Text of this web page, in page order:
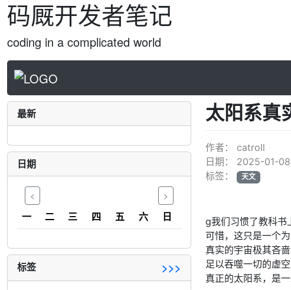
码厩开发者笔记
coding in a complicated world
最新
日期
< >
一 二 三 四 五 六 日
标签 >>>
太阳系真
作者： catroll
日期： 2025-01-08
标签：
天文
g我们习惯了教科书
可惜，这只是一个为
真实的宇宙极其吝
足以吞噬一切的虚
真正的太阳系，是